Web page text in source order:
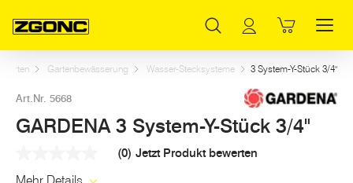
Garten Gartenbewässerung Wasser-Stecksysteme 3 System-Y-Stück 3/4"
Art.Nr. 5668
GARDENA 3 System-Y-Stück 3/4"
(0) Jetzt Produkt bewerten